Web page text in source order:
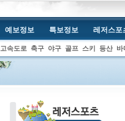
예보정보 특보정보 레저스포
고속도로 축구 야구 골프 스키 등산 바